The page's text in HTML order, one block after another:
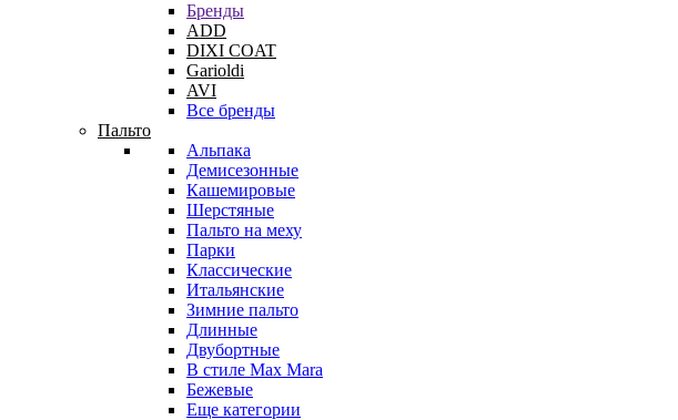
Бренды
ADD
DIXI COAT
Garioldi
AVI
Все бренды
Пальто
Альпака
Демисезонные
Кашемировые
Шерстяные
Пальто на меху
Парки
Классические
Итальянские
Зимние пальто
Длинные
Двубортные
В стиле Max Mara
Бежевые
Еще категории